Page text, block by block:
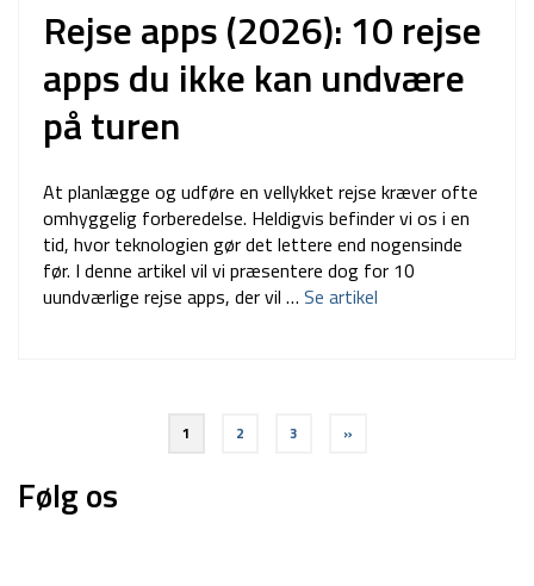
Rejse apps (2026): 10 rejse
apps du ikke kan undvære
på turen
At planlægge og udføre en vellykket rejse kræver ofte
omhyggelig forberedelse. Heldigvis befinder vi os i en
tid, hvor teknologien gør det lettere end nogensinde
før. I denne artikel vil vi præsentere dog for 10
uundværlige rejse apps, der vil … Se artikel
Indlægsinddeling
1 2 3 »
Følg os